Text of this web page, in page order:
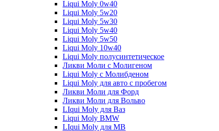
Liqui Moly 0w40
Liqui Moly 5w20
Liqui Moly 5w30
Liqui Moly 5w40
Liqui Moly 5w50
Liqui Moly 10w40
Liqui Moly полусинтетическое
Ликви Моли с Молигеном
Liqui Moly с Молибденом
Liqui Moly для авто с пробегом
Ликви Моли для Форд
Ликви Моли для Вольво
LIqui Moly для Ваз
Liqui Moly BMW
LIqui Moly для MB